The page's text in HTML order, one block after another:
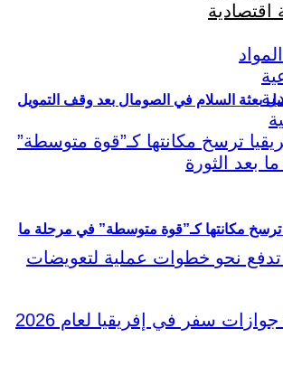
بعثة السلام في الصومال بعد وقف التمويل
اقتصادية
ترسخ مكانتها كـ”قوة متوسطة” في مرحلة ما